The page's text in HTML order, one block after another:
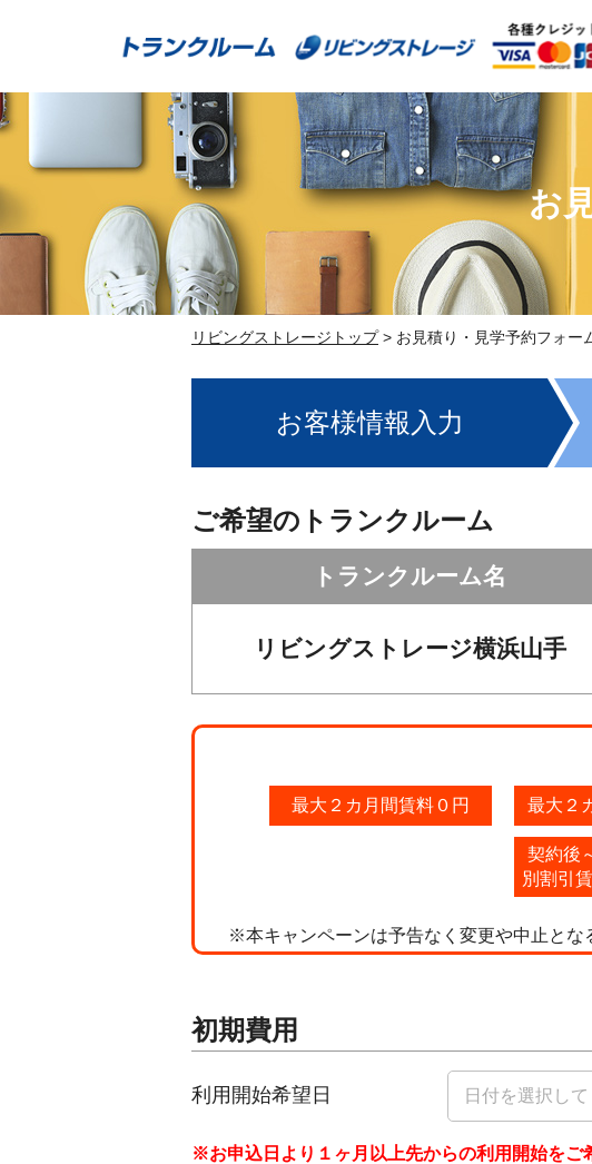
お
リビングストレージトップ> お見積り・見学予約フォー
お客様情報入力
ご希望のトランクルーム
トランクルーム名
リビングストレージ横浜山手
最大２カ月間賃料０円 最大２
契約後
別割引
※本キャンペーンは予告なく変更や中止とな
初期費用
利用開始希望日
※お申込日より１ヶ月以上先からの利用開始をご